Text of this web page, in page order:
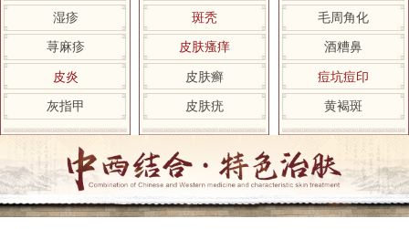
湿疹
荨麻疹
皮炎
灰指甲
斑秃
皮肤瘙痒
皮肤癣
皮肤疣
毛周角化
酒糟鼻
痘坑痘印
黄褐斑